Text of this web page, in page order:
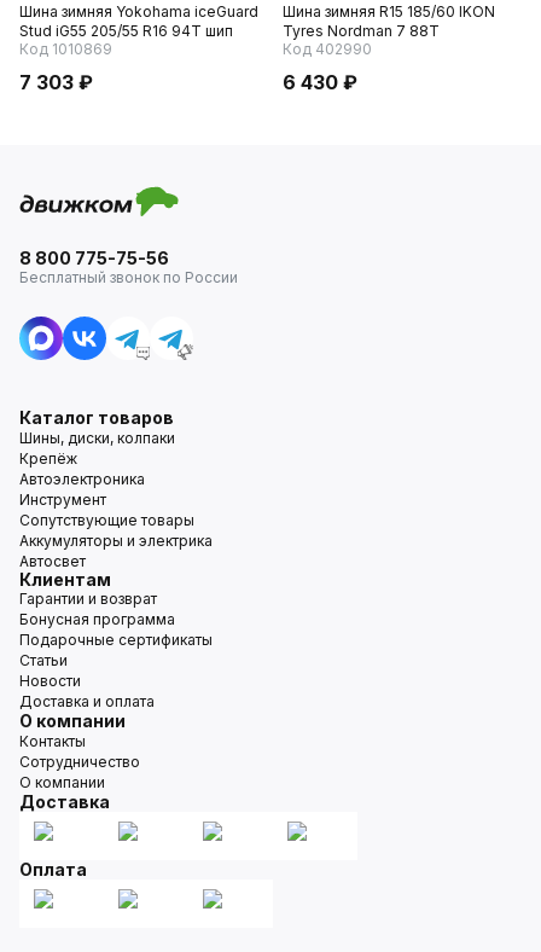
Шина зимняя Yokohama iceGuard
Stud iG55 205/55 R16 94T шип
Код 1010869
7 303 ₽
Шина зимняя R15 185/60 IKON
Tyres Nordman 7 88T
Код 402990
6 430 ₽
8 800 775-75-56
Бесплатный звонок по России
Каталог товаров
Шины, диски, колпаки
Крепёж
Автоэлектроника
Инструмент
Сопутствующие товары
Аккумуляторы и электрика
Автосвет
Клиентам
Гарантии и возврат
Бонусная программа
Подарочные сертификаты
Статьи
Новости
Доставка и оплата
О компании
Контакты
Сотрудничество
О компании
Доставка
Оплата